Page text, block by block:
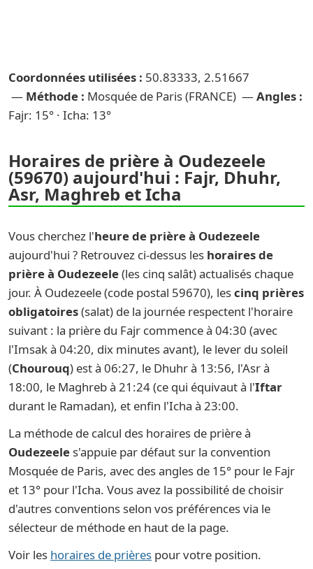
Coordonnées utilisées : 50.83333, 2.51667
— Méthode : Mosquée de Paris (FRANCE) — Angles :
Fajr: 15° · Icha: 13°
Horaires de prière à Oudezeele
(59670) aujourd'hui : Fajr, Dhuhr,
Asr, Maghreb et Icha
Vous cherchez l'heure de prière à Oudezeele
aujourd'hui ? Retrouvez ci-dessus les horaires de
prière à Oudezeele(les cinq salât) actualisés chaque
jour. À Oudezeele (code postal 59670), lescinq prières
obligatoires(salat) de la journée respectent l'horaire
suivant : la prière du Fajr commence à 04:30 (avec
l'Imsak à 04:20, dix minutes avant), le lever du soleil
(Chourouq) est à 06:27, le Dhuhr à 13:56, l'Asr à
18:00, le Maghreb à 21:24 (ce qui équivaut à l'Iftar
durant le Ramadan), et enfin l'Icha à 23:00.
La méthode de calcul des horaires de prière à
Oudezeele s'appuie par défaut sur la convention
Mosquée de Paris, avec des angles de 15° pour le Fajr
et 13° pour l'Icha. Vous avez la possibilité de choisir
d'autres conventions selon vos préférences via le
sélecteur de méthode en haut de la page.
Voir les horaires de prières pour votre position.